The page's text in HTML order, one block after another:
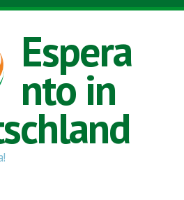
Espera
nto in